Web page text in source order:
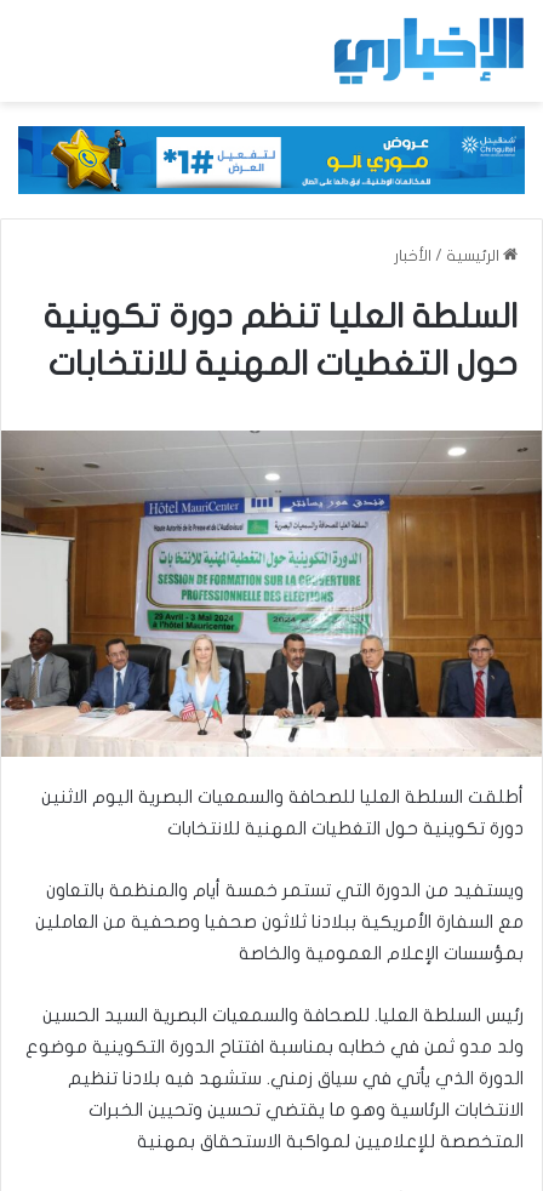
الرئيسية / الأخبار
السلطة العليا تنظم دورة تكوينية
حول التغطيات المهنية للانتخابات
أطلقت السلطة العليا للصحافة والسمعيات البصرية اليوم الاثنين
دورة تكوينية حول التغطيات المهنية للانتخابات
ويستفيد من الدورة التي تستمر خمسة أيام والمنظمة بالتعاون
مع السفارة الأمريكية ببلادنا ثلاثون صحفيا وصحفية من العاملين
بمؤسسات الإعلام العمومية والخاصة
رئيس السلطة العليا. للصحافة والسمعيات البصرية السيد الحسين
ولد مدو ثمن في خطابه بمناسبة افتتاح الدورة التكوينية موضوع
الدورة الذي يأتي في سياق زمني. ستشهد فيه بلادنا تنظيم
الانتخابات الرئاسية وهو ما يقتضي تحسين وتحيين الخبرات
المتخصصة للإعلاميين لمواكبة الاستحقاق بمهنية